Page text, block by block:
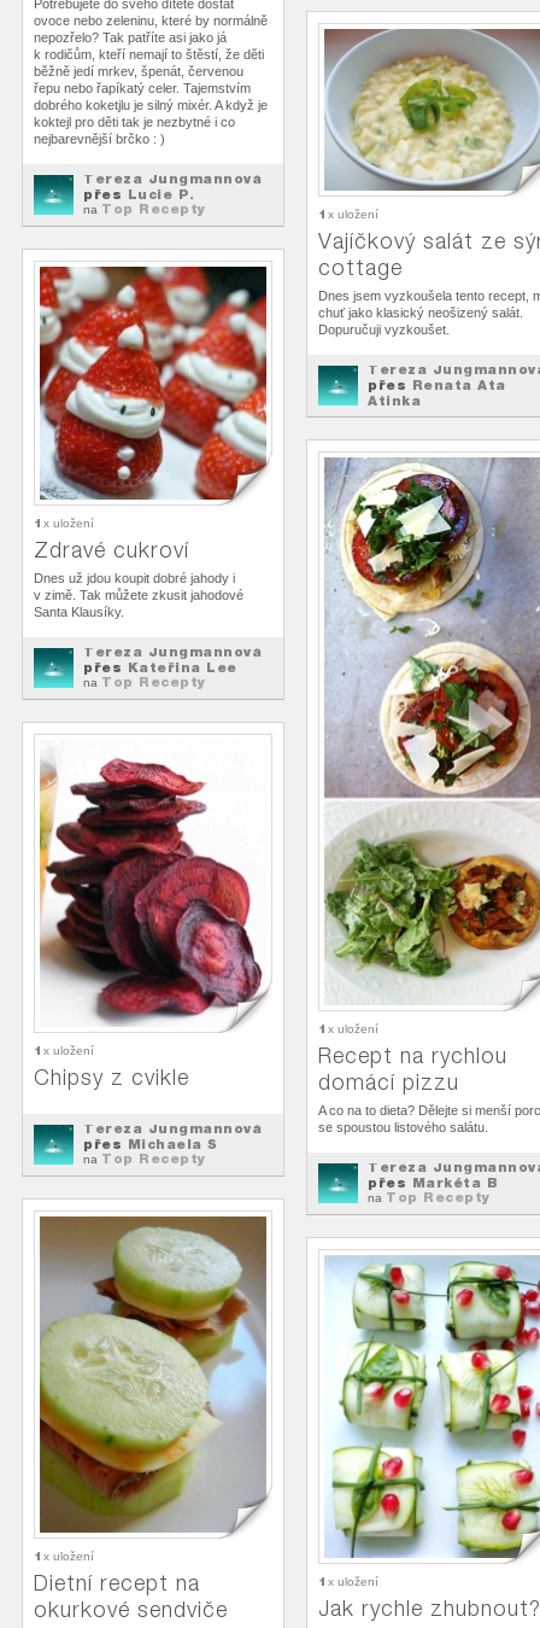
Potřebujete do svého dítěte dostat
ovoce nebo zeleninu, které by normálně
nepozřelo? Tak patříte asi jako já
k rodičům, kteří nemají to štěstí, že děti
běžně jedí mrkev, špenát, červenou
řepu nebo řapíkatý celer. Tajemstvím
dobrého koketjlu je silný mixér. A když je
koktejl pro děti tak je nezbytné i co
nejbarevnější brčko : )
Tereza Jungmannová
přes Lucie P.
na Top Recepty 1 x uložení
Vajíčkový salát ze
cottage
Dnes jsem vyzkoušela tento recept,
chuť jako klasický neošizený salát.
Dopuručuji vyzkoušet.
Tereza
přes Renata Ata
Atinka
naTop Recepty
1 x uložení
Zdravé cukroví
Dnes už jdou koupit dobré jahody i
v zimě. Tak můžete zkusit jahodové
Santa Klausíky.
Tereza Jungmannová
přes Kateřina Lee
na Top Recepty
1 x uložení
Recept na rychlou
domácí pizzu
A co na to dieta? Dělejte si menší
se spoustou listového salátu.
Tereza
přes Markéta B
na Top Recepty
1 x uložení
Chipsy z cvikle
Tereza Jungmannová
přes Michaela S
na Top Recepty
1 x uložení
Dietní recept na
okurkové sendviče
1 x uložení
Jak rychle zhubnout?